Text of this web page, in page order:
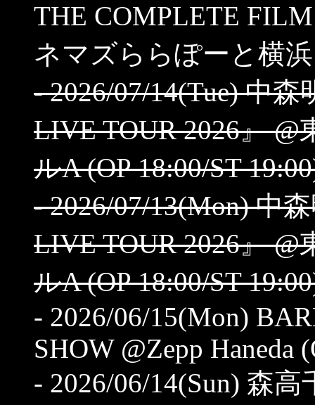
THE COMPLETE
ネマズららぽーと横浜
- 2026/07/14(Tue) 中
LIVE TOUR 2026』
ルA (OP 18:00/ST
- 2026/07/13(Mon) 中
LIVE TOUR 2026』
ルA (OP 18:00/ST
- 2026/06/15(Mon)
SHOW @Zepp Haneda
- 2026/06/14(Sun) 森